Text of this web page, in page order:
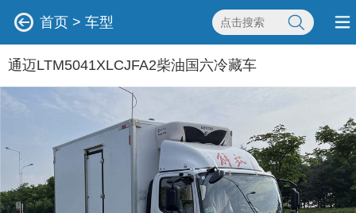
首页 > 车型
通迈LTM5041XLCJFA2柴油国六冷藏车